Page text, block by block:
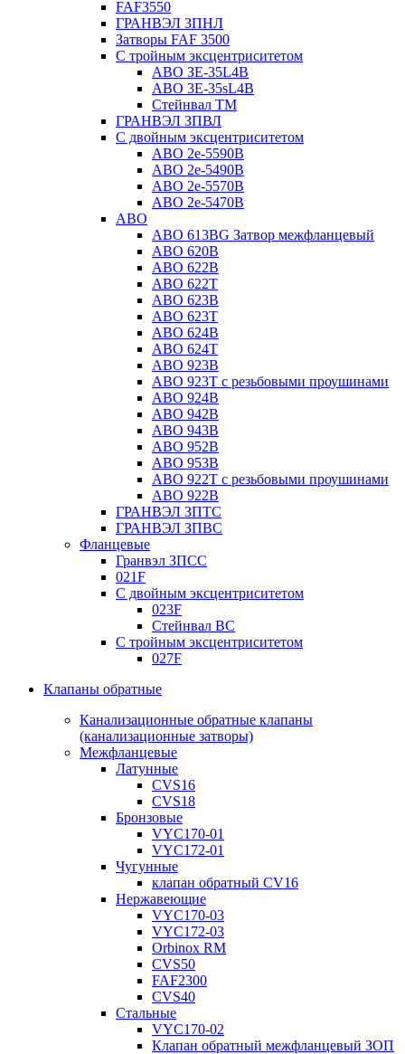
FAF3550
ГРАНВЭЛ ЗПНЛ
Затворы FAF 3500
С тройным эксцентриситетом
ABO ЗE-35L4B
ABO 3E-35sL4B
Стейнвал ТМ
ГРАНВЭЛ ЗПВЛ
С двойным эксцентриситетом
ABO 2e-5590B
ABO 2е-5490B
ABO 2е-5570B
ABO 2е-5470B
ABO
ABO 613BG Затвор межфланцевый
ABO 620B
ABO 622B
ABO 622T
ABO 623B
ABO 623T
ABO 624В
ABO 624Т
ABO 923B
ABO 923Т с резьбовыми проушинами
ABO 924B
ABO 942B
ABO 943B
ABO 952B
ABO 953B
ABO 922T с резьбовыми проушинами
ABO 922B
ГРАНВЭЛ ЗПТС
ГРАНВЭЛ ЗПВС
Фланцевые
Гранвэл ЗПСС
021F
С двойным эксцентриситетом
023F
Стейнвал BC
С тройным эксцентриситетом
027F
Клапаны обратные
Канализационные обратные клапаны
(канализационные затворы)
Межфланцевые
Латунные
CVS16
CVS18
Бронзовые
VYC170-01
VYC172-01
Чугунные
клапан обратный CV16
Нержавеющие
VYC170-03
VYC172-03
Orbinox RM
CVS50
FAF2300
CVS40
Стальные
VYC170-02
Клапан обратный межфланцевый ЗОП